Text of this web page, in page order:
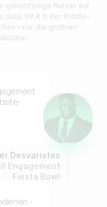
gleichzeitige Nutzer auf
dass 98,4 % der Riddle-
– nur die größten
Desvaristes
Engagement
Fiesta Bowl
-